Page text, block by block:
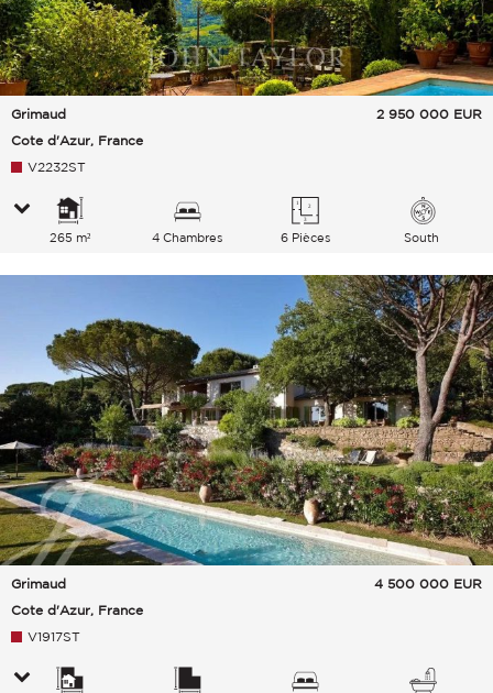
Grimaud
Cote d'Azur, France
2 950 000 EUR
V2232ST
265 m² 4 Chambres 6 Pièces South
Grimaud
Cote d'Azur, France
4 500 000 EUR
V1917ST